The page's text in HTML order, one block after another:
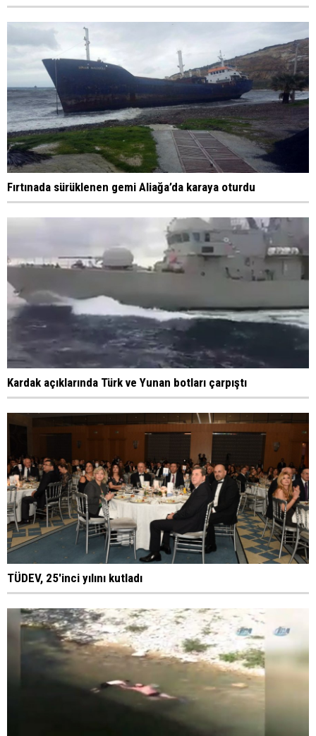
Fırtınada sürüklenen gemi Aliağa’da karaya oturdu
Kardak açıklarında Türk ve Yunan botları çarpıştı
TÜDEV, 25'inci yılını kutladı